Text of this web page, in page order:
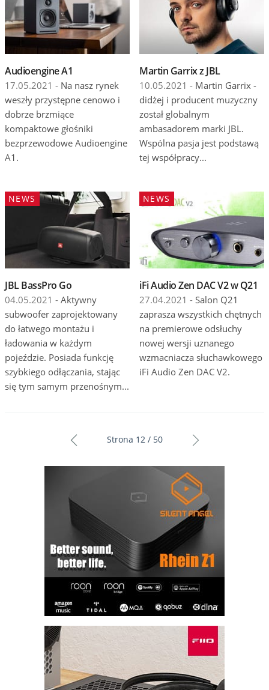
Audioengine A1
17.05.2021 - Na nasz rynek
weszły przystępne cenowo i
dobrze brzmiące
kompaktowe głośniki
bezprzewodowe Audioengine
A1.
Martin Garrix z JBL
10.05.2021 - Martin Garrix -
didżej i producent muzyczny
został globalnym
ambasadorem marki JBL.
Wspólna pasja jest podstawą
tej współpracy...
JBL BassPro Go
04.05.2021 - Aktywny
subwoofer zaprojektowany
do łatwego montażu i
ładowania w każdym
pojeździe. Posiada funkcję
szybkiego odłączania, stając
się tym samym przenośnym...
NEWS
iFi Audio Zen DAC V2 w Q21
27.04.2021 - Salon Q21
zaprasza wszystkich chętnych
na premierowe odsłuchy
nowej wersji uznanego
wzmacniacza słuchawkowego
iFi Audio Zen DAC V2.
NEWS
Strona 12 / 50